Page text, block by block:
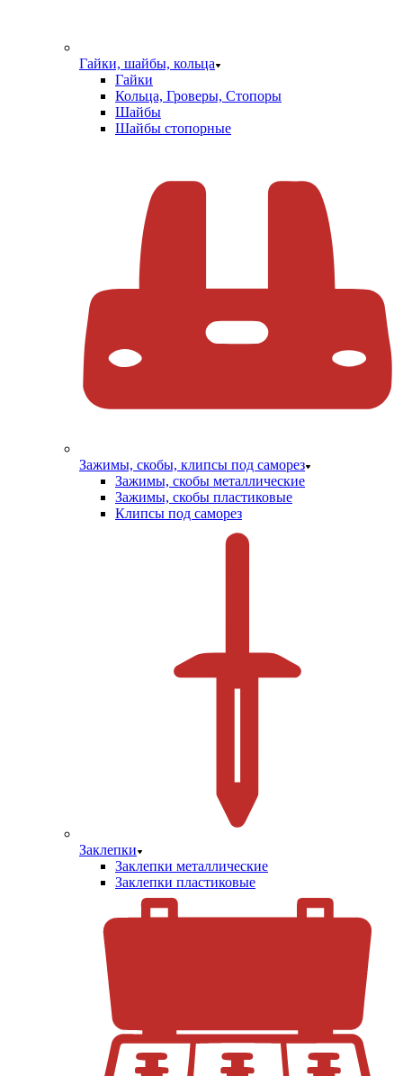
Гайки, шайбы, кольца
Гайки
Кольца, Гроверы, Стопоры
Шайбы
Шайбы стопорные
Зажимы, скобы, клипсы под саморез
Зажимы, скобы металлические
Зажимы, скобы пластиковые
Клипсы под саморез
Заклепки
Заклепки металлические
Заклепки пластиковые